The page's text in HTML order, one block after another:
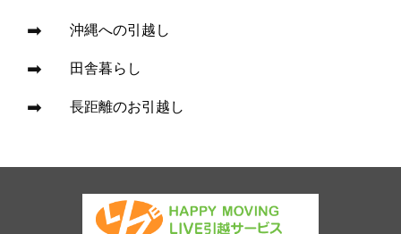
沖縄への引越し
田舎暮らし
長距離のお引越し